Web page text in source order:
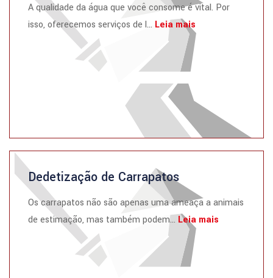
A qualidade da água que você consome é vital. Por
isso, oferecemos serviços de l... Leia mais
Dedetização de Carrapatos
Os carrapatos não são apenas uma ameaça a animais
de estimação, mas também podem... Leia mais